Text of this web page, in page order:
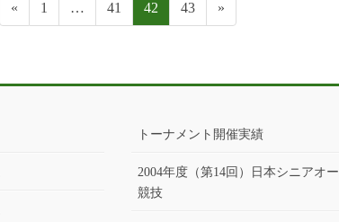
« 1 … 41 42 43 »
トーナメント開催実績
2004年度（第14回）日本シニアオ
競技